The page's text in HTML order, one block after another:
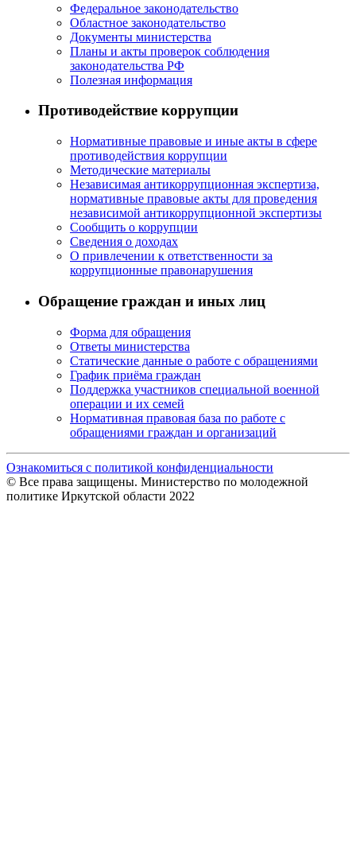
Федеральное законодательство
Областное законодательство
Документы министерства
Планы и акты проверок соблюдения
законодательства РФ
Полезная информация
Противодействие коррупции
Нормативные правовые и иные акты в сфере
противодействия коррупции
Методические материалы
Независимая антикоррупционная экспертиза,
нормативные правовые акты для проведения
независимой антикоррупционной экспертизы
Сообщить о коррупции
Сведения о доходах
О привлечении к ответственности за
коррупционные правонарушения
Обращение граждан и иных лиц
Форма для обращения
Ответы министерства
Статические данные о работе с обращениями
График приёма граждан
Поддержка участников специальной военной
операции и их семей
Нормативная правовая база по работе с
обращениями граждан и организаций
Ознакомиться с политикой конфиденциальности
© Все права защищены. Министерство по молодежной
политике Иркутской области 2022